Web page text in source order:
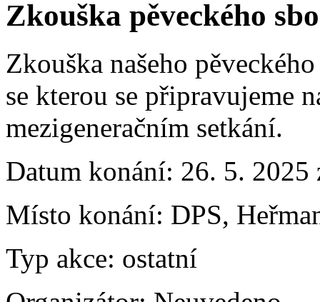
Zkouška pěveckého
Zkouška našeho
se kterou se připravujeme
mezigeneračním setkání.
Datum konání: 26. 5. 2025
Místo konání: DPS,
Typ akce: ostatní